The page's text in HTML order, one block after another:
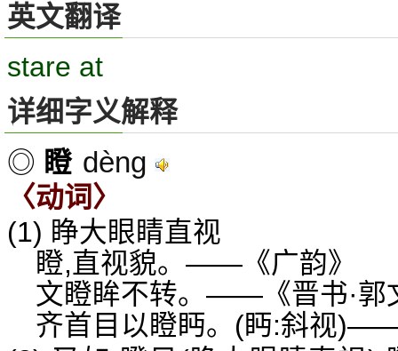
英文翻译
stare at
详细字义解释
◎ 瞪 dèng
〈动词〉
(1) 睁大眼睛直视
瞪,直视貌。——《广韵》
文瞪眸不转。——《晋书·郭
齐首目以瞪眄。(眄:斜视